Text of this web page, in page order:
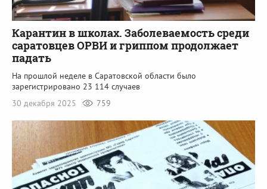
Карантин в школах. Заболеваемость среди
саратовцев ОРВИ и гриппом продолжает
падать
На прошлой неделе в Саратовской области было
зарегистрировано 23 114 случаев
30 декабря 2025
759